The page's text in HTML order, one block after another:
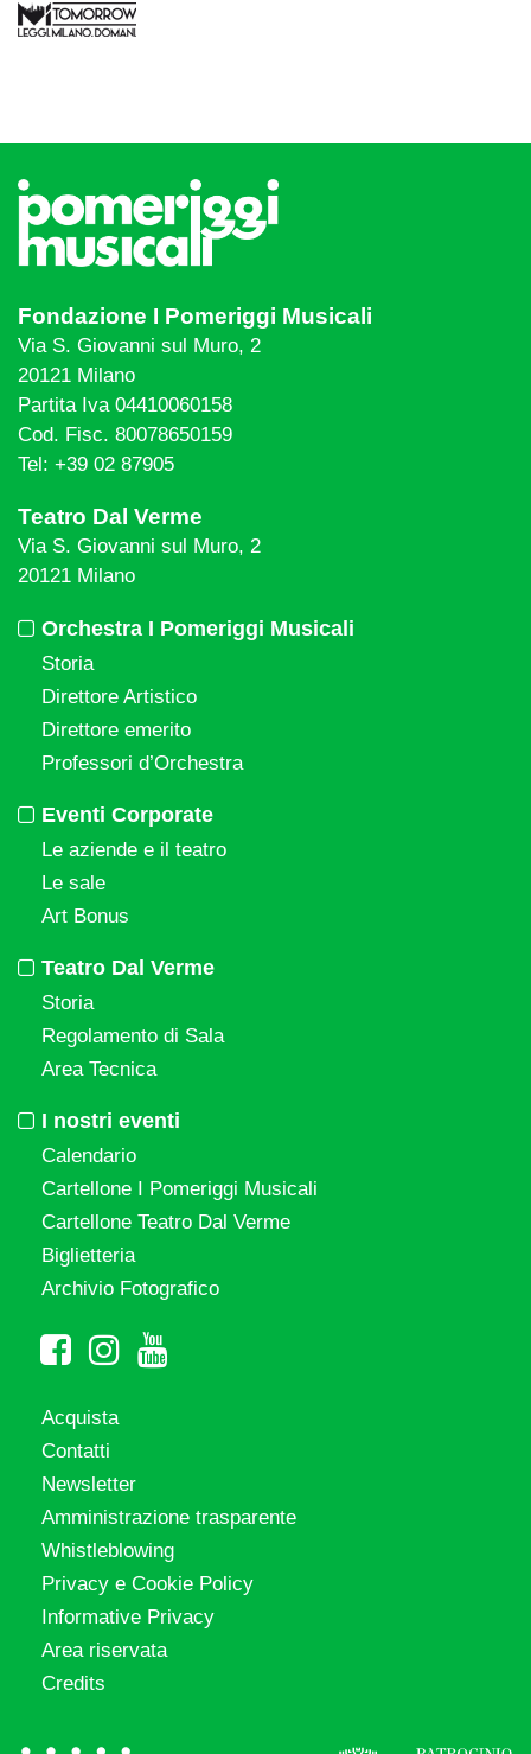
Fondazione I Pomeriggi Musicali
Via S. Giovanni sul Muro, 2
20121 Milano
Partita Iva 04410060158
Cod. Fisc. 80078650159
Tel: +39 02 87905
Teatro Dal Verme
Via S. Giovanni sul Muro, 2
20121 Milano
Orchestra I Pomeriggi Musicali
Storia
Direttore Artistico
Direttore emerito
Professori d’Orchestra
Eventi Corporate
Le aziende e il teatro
Le sale
Art Bonus
Teatro Dal Verme
Storia
Regolamento di Sala
Area Tecnica
I nostri eventi
Calendario
Cartellone I Pomeriggi Musicali
Cartellone Teatro Dal Verme
Biglietteria
Archivio Fotografico
Acquista
Contatti
Newsletter
Amministrazione trasparente
Whistleblowing
Privacy e Cookie Policy
Informative Privacy
Area riservata
Credits